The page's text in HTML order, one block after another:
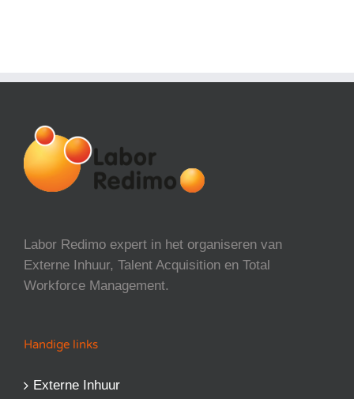
Labor Redimo expert in het organiseren van
Externe Inhuur, Talent Acquisition en Total
Workforce Management.
Handige links
Externe Inhuur